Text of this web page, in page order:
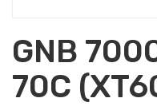
GNB
70C